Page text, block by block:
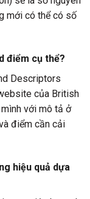
mới có thể có số
điểm cụ thể?
Descriptors
của British
với mô tả ở
điểm cần cải
hiệu quả dựa